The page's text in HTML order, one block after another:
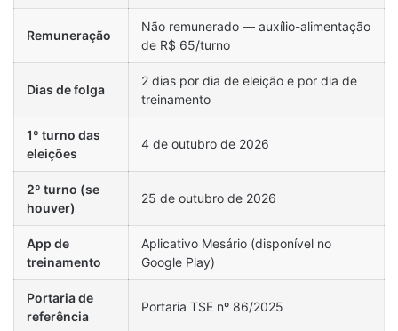
Remuneração
Não remunerado — auxílio-alimentação
de R$ 65/turno
Dias de folga
2 dias por dia de eleição e por dia de
treinamento
1º turno das
eleições
4 de outubro de 2026
2º turno (se
houver)
25 de outubro de 2026
App de
treinamento
Aplicativo Mesário (disponível no
Google Play)
Portaria de
referência
Portaria TSE nº 86/2025